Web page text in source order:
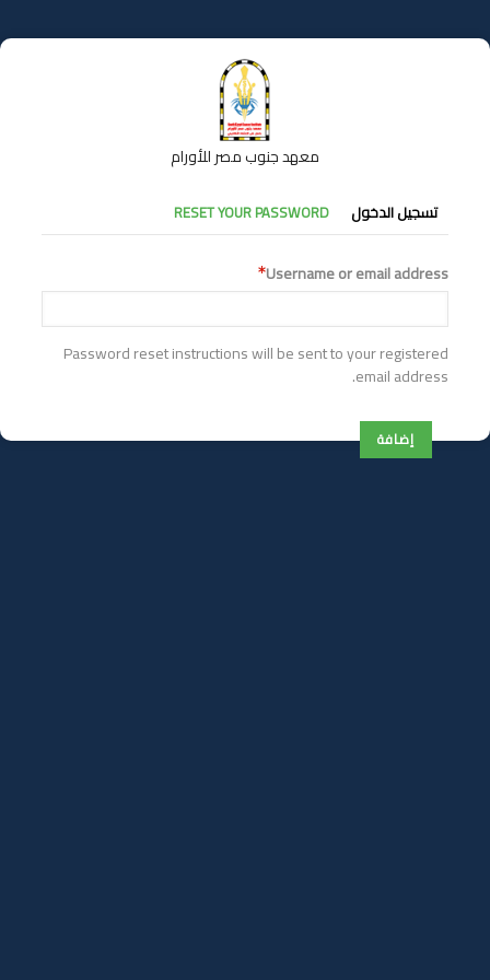
إلى
المحتوى
معهد جنوب مصر للأورام
التبويبات
الأساسية
تسجيل الدخول RESET YOUR PASSWORD
Username or email address
Password reset instructions will be sent to your registered
email address.